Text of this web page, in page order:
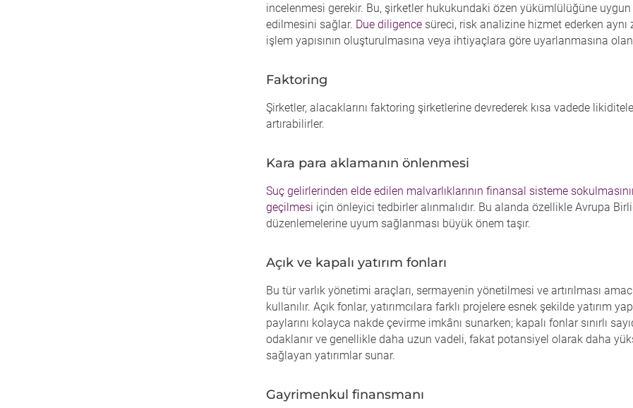
incelenmesi gerekir. Bu, şirketler hukukundaki özen yükümlülüğüne
edilmesini sağlar. Due diligence süreci, risk analizine hizmet ederken aynı
işlem yapısının oluşturulmasına veya ihtiyaçlara göre uyarlanmasına
Faktoring
Şirketler, alacaklarını faktoring şirketlerine devrederek kısa vadede
artırabilirler.
Kara para aklamanın önlenmesi
Suç gelirlerinden elde edilen malvarlıklarının finansal sisteme
geçilmesi için önleyici tedbirler alınmalıdır. Bu alanda özellikle Avrupa
düzenlemelerine uyum sağlanması büyük önem taşır.
Açık ve kapalı yatırım fonları
Bu tür varlık yönetimi araçları, sermayenin yönetilmesi ve artırılması
kullanılır. Açık fonlar, yatırımcılara farklı projelere esnek şekilde yatırım
paylarını kolayca nakde çevirme imkânı sunarken; kapalı fonlar sınırlı
odaklanır ve genellikle daha uzun vadeli, fakat potansiyel olarak daha
sağlayan yatırımlar sunar.
Gayrimenkul finansmanı